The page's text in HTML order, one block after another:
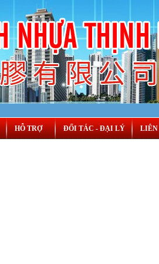
HỖ TRỢ ĐỐI TÁC - ĐẠI LÝ LIÊN